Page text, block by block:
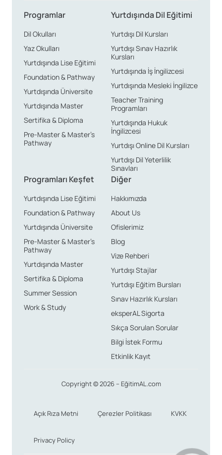
Programlar
Dil Okulları
Yaz Okulları
Yurtdışında Lise Eğitimi
Foundation & Pathway
Yurtdışında Üniversite
Yurtdışında Master
Sertifika & Diploma
Pre-Master & Master’s
Pathway
Yurtdışında Dil Eğitimi
Yurtdışı Dil Kursları
Yurtdışı Sınav Hazırlık
Kursları
Yurtdışında İş İngilizcesi
Yurtdışında Mesleki İngilizce
Teacher Training
Programları
Yurtdışında Hukuk
İngilizcesi
Yurtdışı Online Dil Kursları
Yurtdışı Dil Yeterlilik
Sınavları
Programları Keşfet
Yurtdışında Lise Eğitimi
Foundation & Pathway
Yurtdışında Üniversite
Pre-Master & Master’s
Pathway
Yurtdışında Master
Sertifika & Diploma
Summer Session
Work & Study
Diğer
Hakkımızda
About Us
Ofislerimiz
Blog
Vize Rehberi
Yurtdışı Stajlar
Yurtdışı Eğitim Bursları
Sınav Hazırlık Kursları
eksperAL Sigorta
Sıkça Sorulan Sorular
Bilgi İstek Formu
Etkinlik Kayıt
Copyright © 2026 – EğitimAL.com
Açık Rıza Metni Çerezler Politikası KVKK
Privacy Policy